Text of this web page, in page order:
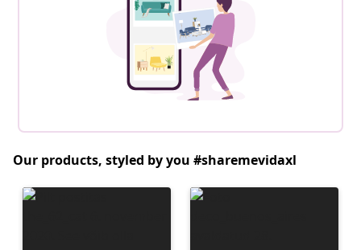
Our products, styled by you #sharemevidaxl